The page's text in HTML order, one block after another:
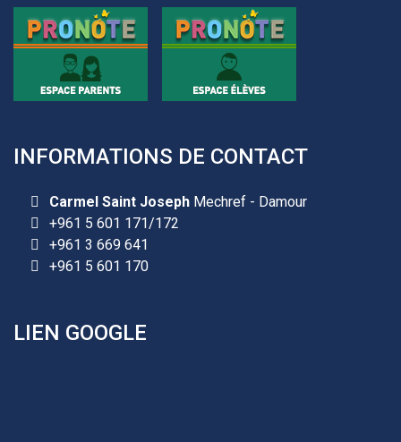
INFORMATIONS DE CONTACT
Carmel Saint Joseph Mechref - Damour
+961 5 601 171/172
+961 3 669 641
+961 5 601 170
LIEN GOOGLE